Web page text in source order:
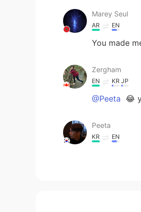
Marey Seul
AR EN
You made
Zergham
EN KR JP
@Peeta 😂
Peeta
KR EN